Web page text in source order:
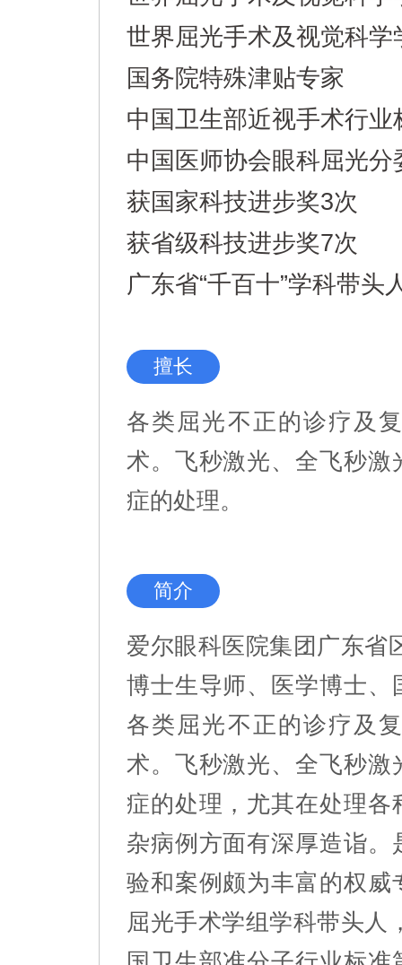
世界屈光手术及视觉科学
国务院特殊津贴专家
中国卫生部近视手术行
中国医师协会眼科屈光分
获国家科技进步奖3次
获省级科技进步奖7次
广东省“千百十”学科带头
擅长
各类屈光不正的诊疗及
术。飞秒激光、全飞秒
症的处理。
简介
爱尔眼科医院集团广东省
博士生导师、医学博士
各类屈光不正的诊疗及
术。飞秒激光、全飞秒
症的处理，尤其在处理
杂病例方面有深厚造诣
验和案例颇为丰富的权
屈光手术学组学科带头人